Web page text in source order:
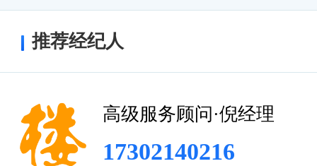
和锻炼的场所。附近有多家餐饮店和商
此外，大厦附近还有多家银行和酒店，
宿服务。
总结
上海金岛大厦是一座现代化的写字楼，
独特的建筑设计和完善的配套设施吸引众
推荐经纪人
高级服务顾问·倪经理
17302140216